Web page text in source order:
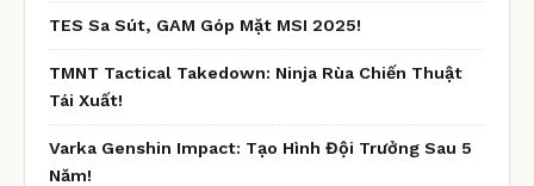
TES Sa Sút, GAM Góp Mặt MSI 2025!
TMNT Tactical Takedown: Ninja Rùa Chiến Thuật
Tái Xuất!
Varka Genshin Impact: Tạo Hình Đội Trưởng Sau 5
Năm!